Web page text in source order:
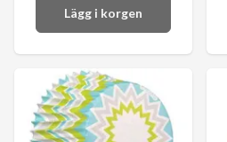
Lägg i korgen